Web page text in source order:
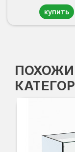
купить